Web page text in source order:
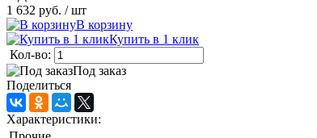
1 632 руб. / шт
В корзину
Купить в 1 клик
Кол-во:
Под заказ
Поделиться
Характеристики: